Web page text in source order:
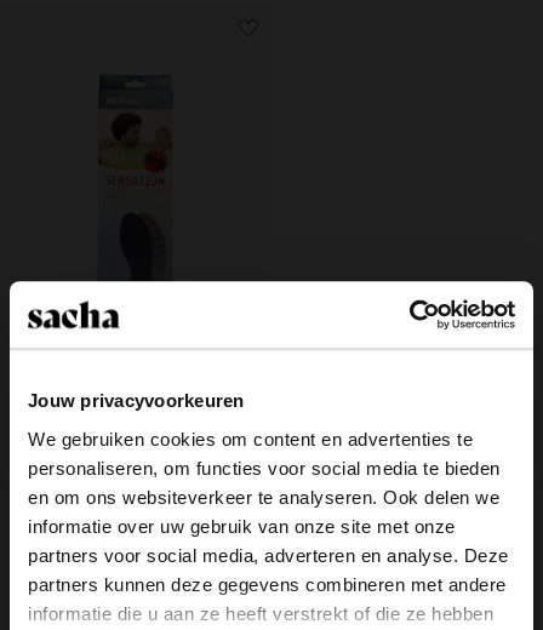
Jouw privacyvoorkeuren
We gebruiken cookies om content en advertenties te
personaliseren, om functies voor social media te bieden
en om ons websiteverkeer te analyseren. Ook delen we
informatie over uw gebruik van onze site met onze
partners voor social media, adverteren en analyse. Deze
partners kunnen deze gegevens combineren met andere
informatie die u aan ze heeft verstrekt of die ze hebben
10.99
Over Sacha
×
View this website in English?
It looks like your language isn't Dutch. Would
you like to switch to English?